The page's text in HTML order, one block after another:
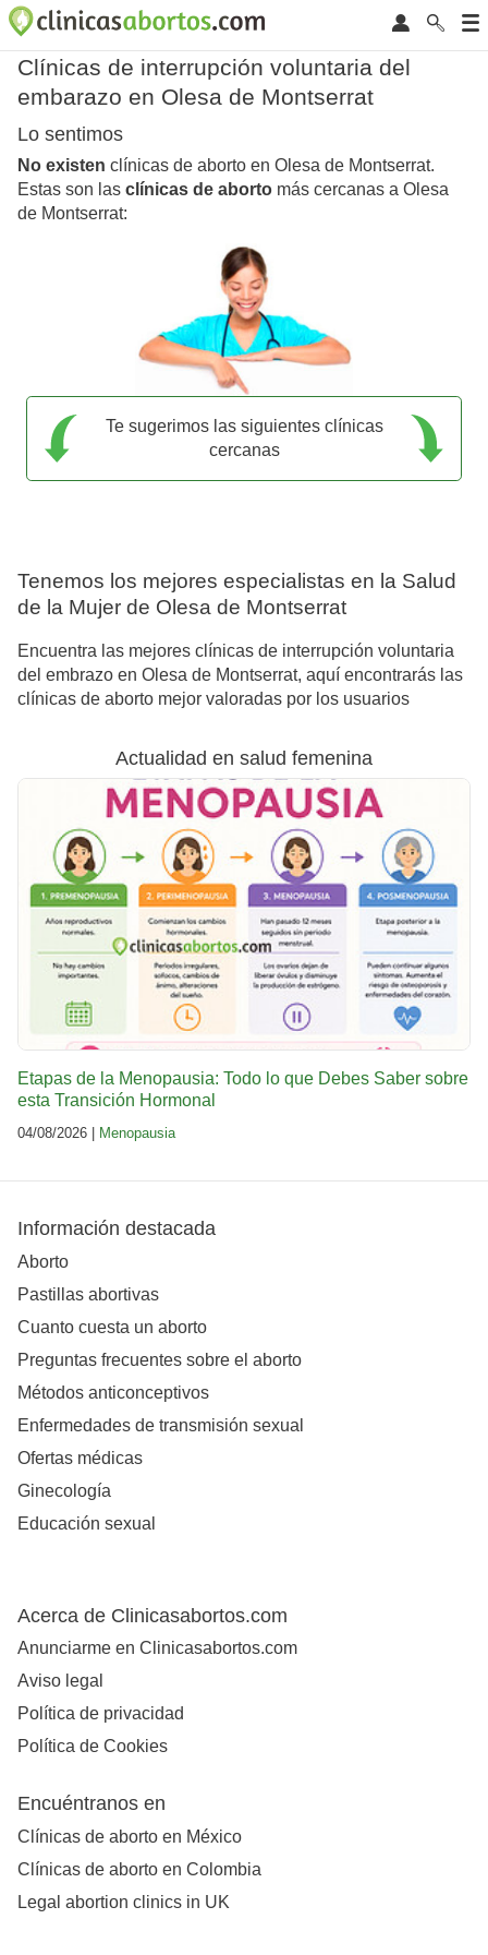
Clínicas de interrupción voluntaria del
embarazo en Olesa de Montserrat
Lo sentimos
No existen clínicas de aborto en Olesa de Montserrat.
Estas son las clínicas de aborto más cercanas a Olesa
de Montserrat:
Te sugerimos las siguientes clínicas
cercanas
Tenemos los mejores especialistas en la Salud
de la Mujer de Olesa de Montserrat
Encuentra las mejores clínicas de interrupción voluntaria
del embrazo en Olesa de Montserrat, aquí encontrarás las
clínicas de aborto mejor valoradas por los usuarios
Actualidad en salud femenina
Etapas de la Menopausia: Todo lo que Debes Saber sobre
esta Transición Hormonal
04/08/2026 | Menopausia
Información destacada
Aborto
Pastillas abortivas
Cuanto cuesta un aborto
Preguntas frecuentes sobre el aborto
Métodos anticonceptivos
Enfermedades de transmisión sexual
Ofertas médicas
Ginecología
Educación sexual
Acerca de Clinicasabortos.com
Anunciarme en Clinicasabortos.com
Aviso legal
Política de privacidad
Política de Cookies
Encuéntranos en
Clínicas de aborto en México
Clínicas de aborto en Colombia
Legal abortion clinics in UK